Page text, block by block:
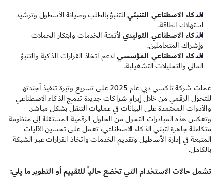
الذكاء الاصطناعي التنبئيللتنبؤ بالطلب وصيانة الأسطول وترشيد
استهلاك الطاقة.
الذكاء الاصطناعي التوليديلأتمتة الخدمات وابتكار الحملات
وإشراك المتعاملين.
الذكاء الاصطناعي المؤسسيلدعم اتخاذ القرارات الذكية والتنبؤ
المالي والتحليلات التشغيلية.
عملت شركة تاكسي دبي عام 2025 على تسريع وتيرة تنفيذ أجندتها
للتحول الرقمي من خلال إبرام شراكات جديدة تدمج الذكاء الاصطناعي
والأدوات المعتمدة على البيانات في عمليات التنقل بشكل مباشر.
وتعكس هذه المبادرات التحول من الحلول الرقمية المستقلة إلى منظومة
متكاملة جاهزة لتبني الذكاء الاصطناعي، تعمل على تحسين الآليات
المتبعة في إدارة الأساطيل وتقديم الخدمات واتخاذ القرارات عبر الشبكة
بالكامل.
تشمل حالات الاستخدام التي تخضع حالياً للتقييم أو التطوير ما يلي: